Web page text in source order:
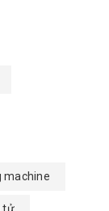
machine